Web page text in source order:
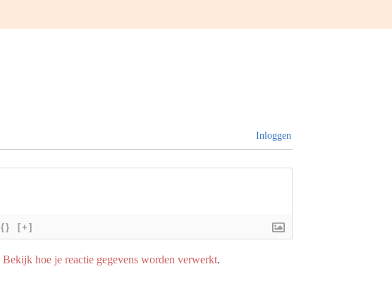
Inloggen
{} [+]
Bekijk hoe je reactie gegevens worden verwerkt.